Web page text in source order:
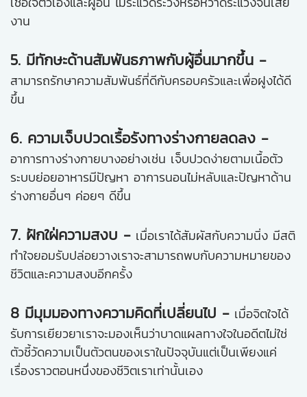
งาน
5. มีทักษะด้านสัมพันธภาพกับผู้อื่นมากขึ้น -
สามารถรักษาความสัมพันธ์ที่ดีกับครอบครัวและเพื่อฝูงได้ดี
ขึ้น
6. ความเจ็บปวดเรื้อรังทางร่างกายลดลง -
อาการทางร่างกายบางอย่างเช่น เจ็บปวดง่ายตามเนื้อตัว
ระบบย่อยอาหารมีปัญหา อาการนอนไม่หลับและปัญหาด้าน
ร่างกายอื่นๆ ค่อยๆ ดีขึ้น
7. ฝักใฝ่ความสงบ - เมื่อเราได้สัมผัสกับความนิ่ง มีสติ
ทำใจยอมรับปล่อยวางเราจะสามารถพบกับความหมายของ
ชีวิตและความสงบอีกครั้ง
8 มีมุมมองทางความคิดที่เปลี่ยนไป - เมื่อจิตใจได้
รับการเยียวยาเราจะมองเห็นว่าบาดแผลทางใจในอดีตไม่ใช่
ตัวชี้วัดความเป็นตัวตนของเราในปัจจุบันแต่เป็นเพียงแค่
เรื่องราวตอนหนึ่งของชีวิตเราเท่านั้นเอง